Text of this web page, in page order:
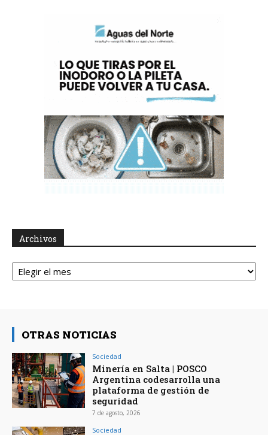
Archivos
Archivos
OTRAS NOTICIAS
Sociedad
Minería en Salta | POSCO
Argentina codesarrolla una
plataforma de gestión de
seguridad
7 de agosto, 2026
Sociedad